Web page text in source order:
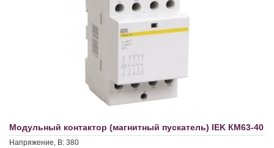
Модульный контактор (магнитный пускатель) IEK КМ63-40
Напряжение, В: 380